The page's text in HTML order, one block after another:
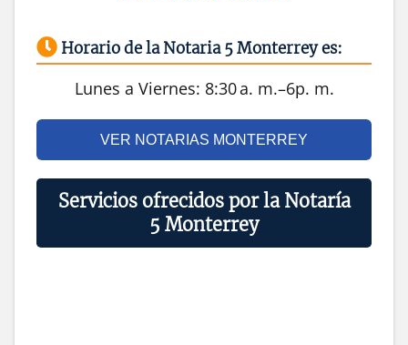
Horario de la Notaria 5 Monterrey es:
Lunes a Viernes: 8:30 a. m.–6p. m.
VER NOTARIAS MONTERREY
Servicios ofrecidos por la Notaría
5 Monterrey